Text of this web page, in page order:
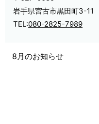
岩手県宮古市黒田町3-11
TEL:080-2825-7989
8月のお知らせ